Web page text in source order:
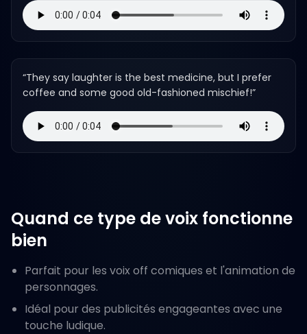
“They say laughter is the best medicine, but I prefer
coffee and some good old-fashioned mischief!”
Quand ce type de voix fonctionne
bien
Parfait pour les voix off comiques et l'animation de
personnages.
Idéal pour des publicités engageantes avec une
touche ludique.